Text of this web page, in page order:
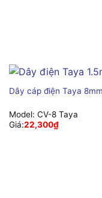
Dây cáp điện Taya
Model: CV-8 Taya
Giá:22,300₫